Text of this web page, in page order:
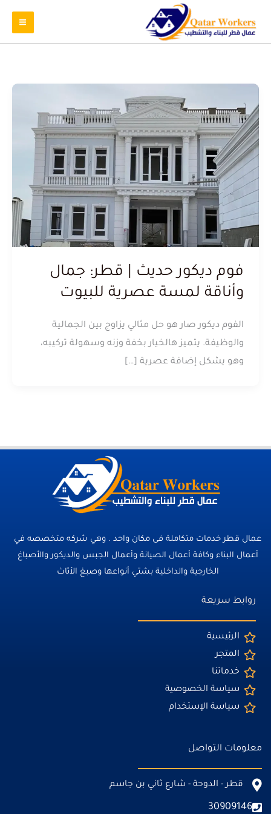
فوم ديكور حديث | قطر: جمال
وأناقة لمسة عصرية للبيوت
الفوم ديكور صار هو حل مثالي يزاوج بين الجمالية
والوظيفة. يتميز هالخيار بخفة وزنه وسهولة تركيبه،
وهو يشكل إضافة عصرية […]
عمال قطر خدمات متكاملة فى مكان واحد . وهي شركه متخصصه في
أعمال البناء وكافة أعمال الصيانة وأعمال الجبس والديكور والأصباغ
الخارجية والداخلية بشتي أنواعها وصبغ الأثاث
روابط سريعة
الرئيسية
المتجر
خدماتنا
سياسة الخصوصية
سياسة الإستخدام
معلومات التواصل
قطر - الدوحة - شارع ثاني بن جاسم
30909146